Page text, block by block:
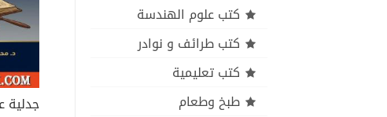
كتب علوم الهندسة
كتب طرائف و نوادر
كتب تعليمية
طبخ وطعام